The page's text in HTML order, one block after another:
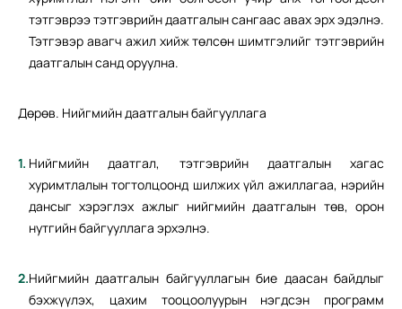
тэтгэврээ тэтгэврийн даатгалын сангаас авах эрх эдэлнэ.
Тэтгэвэр авагч ажил хийж төлсөн шимтгэлийг тэтгэврийн
даатгалын санд оруулна.
Дөрөв. Нийгмийн даатгалын байгууллага
Нийгмийн даатгал, тэтгэврийн даатгалын хагас
хуримтлалын тогтолцоонд шилжих үйл ажиллагаа, нэрийн
дансыг хэрэглэх ажлыг нийгмийн даатгалын төв, орон
нутгийн байгууллага эрхэлнэ.
Нийгмийн даатгалын байгууллагын бие даасан байдлыг
бэхжүүлэх, цахим тооцоолуурын нэгдсэн программ